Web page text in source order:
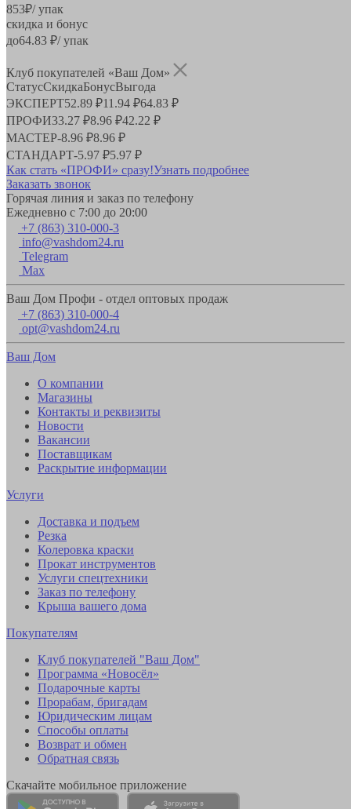
853₽/ упак
скидка и бонус
до64.83 ₽/ упак
Клуб покупателей «Ваш Дом»
СтатусСкидкаБонусВыгода
ЭКСПЕРТ52.89 ₽11.94 ₽64.83 ₽
ПРОФИ33.27 ₽8.96 ₽42.22 ₽
МАСТЕР-8.96 ₽8.96 ₽
СТАНДАРТ-5.97 ₽5.97 ₽
Как стать «ПРОФИ» сразу!Узнать подробнее
Заказать звонок
Горячая линия и заказ по телефону
Ежедневно с 7:00 до 20:00
+7 (863) 310-000-3
info@vashdom24.ru
Telegram
Max
Ваш Дом Профи - отдел оптовых продаж
+7 (863) 310-000-4
opt@vashdom24.ru
Ваш Дом
О компании
Магазины
Контакты и реквизиты
Новости
Вакансии
Поставщикам
Раскрытие информации
Услуги
Доставка и подъем
Резка
Колеровка краски
Прокат инструментов
Услуги спецтехники
Заказ по телефону
Крыша вашего дома
Покупателям
Клуб покупателей "Ваш Дом"
Программа «Новосёл»
Подарочные карты
Прорабам, бригадам
Юридическим лицам
Способы оплаты
Возврат и обмен
Обратная связь
Скачайте мобильное приложение